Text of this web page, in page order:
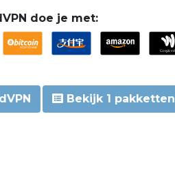
doe je met:
Bekijk 1 pakketten